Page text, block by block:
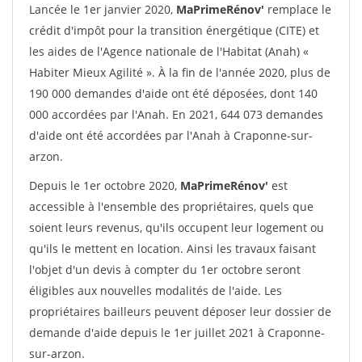
Lancée le 1er janvier 2020, MaPrimeRénov' remplace le
crédit d'impôt pour la transition énergétique (CITE) et
les aides de l'Agence nationale de l'Habitat (Anah) «
Habiter Mieux Agilité ». À la fin de l'année 2020, plus de
190 000 demandes d'aide ont été déposées, dont 140
000 accordées par l'Anah. En 2021, 644 073 demandes
d'aide ont été accordées par l'Anah à Craponne-sur-
arzon.
Depuis le 1er octobre 2020, MaPrimeRénov' est
accessible à l'ensemble des propriétaires, quels que
soient leurs revenus, qu'ils occupent leur logement ou
qu'ils le mettent en location. Ainsi les travaux faisant
l'objet d'un devis à compter du 1er octobre seront
éligibles aux nouvelles modalités de l'aide. Les
propriétaires bailleurs peuvent déposer leur dossier de
demande d'aide depuis le 1er juillet 2021 à Craponne-
sur-arzon.